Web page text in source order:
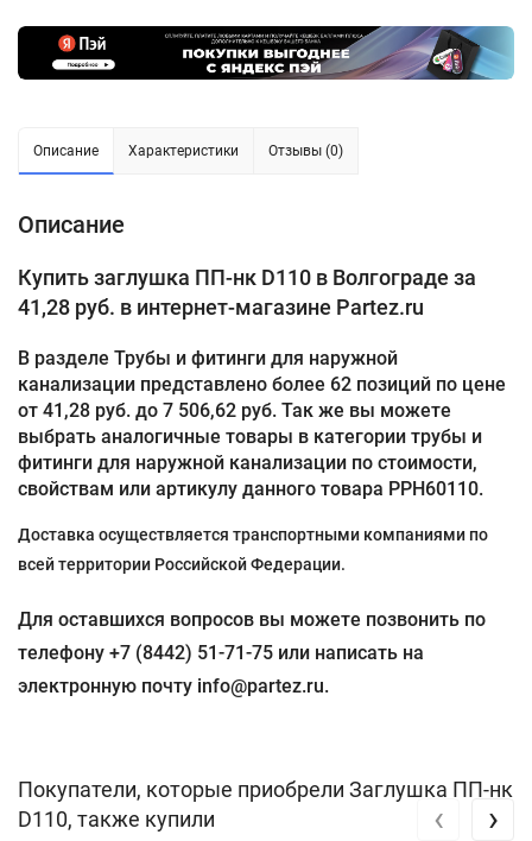
Описание Характеристики Отзывы (0)
Описание
Купить заглушка ПП-нк D110 в Волгограде за
41,28 руб. в интернет-магазине Partez.ru
В разделе Трубы и фитинги для наружной
канализации представлено более 62 позиций по цене
от 41,28 руб. до 7 506,62 руб. Так же вы можете
выбрать аналогичные товары в категории трубы и
фитинги для наружной канализации по стоимости,
свойствам или артикулу данного товара PPH60110.
Доставка осуществляется транспортными компаниями по
всей территории Российской Федерации.
Для оставшихся вопросов вы можете позвонить по
телефону +7 (8442) 51-71-75 или написать на
электронную почту info@partez.ru.
Покупатели, которые приобрели Заглушка ПП-нк
D110, также купили
‹ ›